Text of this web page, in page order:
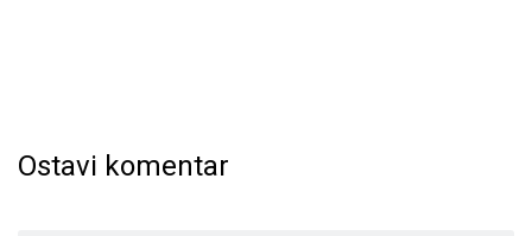
Ostavi komentar